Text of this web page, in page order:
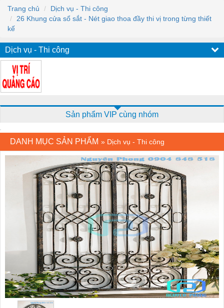
Trang chủ
Dịch vụ - Thi công
26 Khung cửa sổ sắt - Nét giao thoa đầy thi vị trong từng thiết
kế
Dịch vụ - Thi công
Sản phẩm VIP cùng nhóm
DANH MỤC SẢN PHẨM » Dịch vụ - Thi công